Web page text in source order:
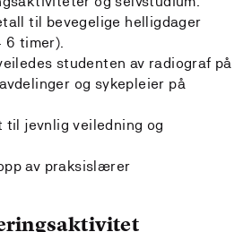
til bevegelige helligdager
6 timer).
studenten av radiograf på
og sykepleier på
til jevnlig veiledning og
av praksislærer